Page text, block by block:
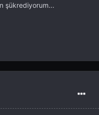
şükrediyorum...